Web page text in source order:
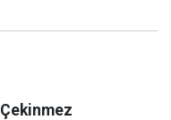
Çekinmez